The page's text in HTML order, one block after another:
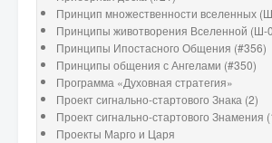
Принцип множественности вселенных
Принципы животворения Вселенной (Ш-
Принципы Ипостасного Общения (#356)
Принципы общения с Ангелами (#350)
Программа «Духовная стратегия»
Проект сигнально-стартового Знака (2)
Проект сигнально-стартового Знамения
Проекты Марго и Царя